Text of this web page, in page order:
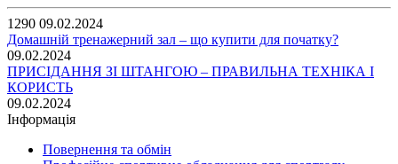
1290 09.02.2024
Домашній тренажерний зал – що купити для початку?
09.02.2024
ПРИСІДАННЯ ЗІ ШТАНГОЮ – ПРАВИЛЬНА ТЕХНІКА І
КОРИСТЬ
09.02.2024
Iнформація
Повернення та обмін